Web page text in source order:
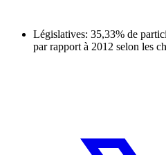
Législatives: 35,33% de
par rapport à 2012 selon les